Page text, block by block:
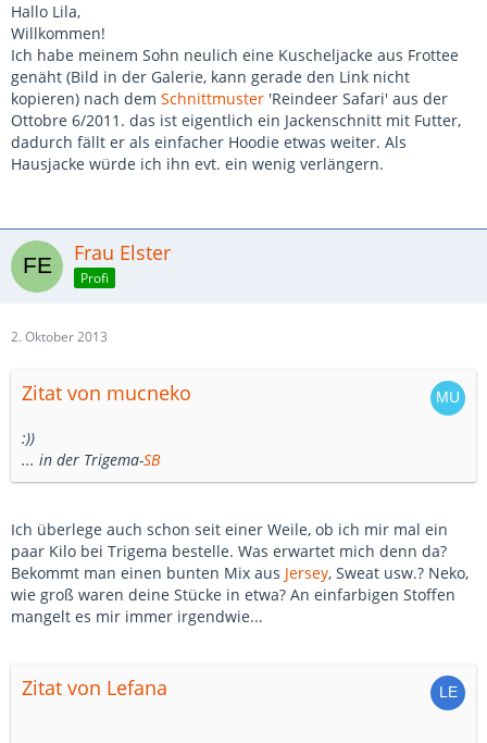
Hallo Lila,
Willkommen!
Ich habe meinem Sohn neulich eine Kuscheljacke aus Frottee
genäht (Bild in der Galerie, kann gerade den Link nicht
kopieren) nach dem Schnittmuster 'Reindeer Safari' aus der
Ottobre 6/2011. das ist eigentlich ein Jackenschnitt mit Futter,
dadurch fällt er als einfacher Hoodie etwas weiter. Als
Hausjacke würde ich ihn evt. ein wenig verlängern.
Frau Elster
Profi
2. Oktober 2013
Zitat von mucneko
:))
... in der Trigema-SB
Ich überlege auch schon seit einer Weile, ob ich mir mal ein
paar Kilo bei Trigema bestelle. Was erwartet mich denn da?
Bekommt man einen bunten Mix aus Jersey, Sweat usw.? Neko,
wie groß waren deine Stücke in etwa? An einfarbigen Stoffen
mangelt es mir immer irgendwie...
Zitat von Lefana